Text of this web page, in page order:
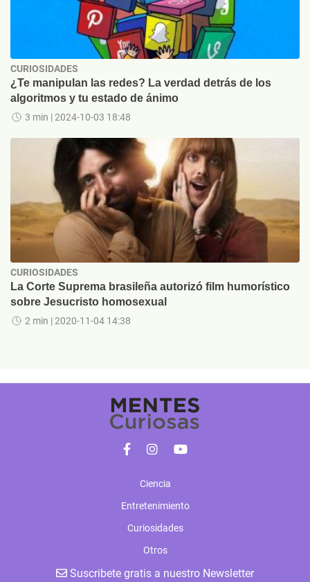
CURIOSIDADES
¿Te manipulan las redes? La verdad detrás de los
algoritmos y tu estado de ánimo
3 min | 2024-10-03 18:48
CURIOSIDADES
La Corte Suprema brasileña autorizó film humorístico
sobre Jesucristo homosexual
2 min | 2020-11-04 14:38
Ciencia
Entretenimiento
Curiosidades
Otros
Suscribete gratis a nuestro Newsletter